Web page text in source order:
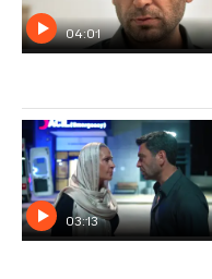
04:01
03:13